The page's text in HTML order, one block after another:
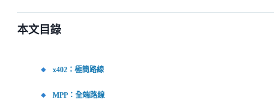
本文目錄
x402：極簡路線
MPP：全端路線